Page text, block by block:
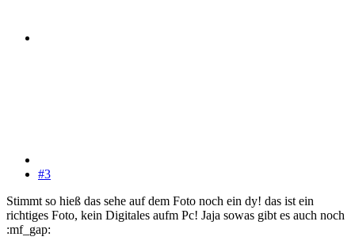
#3
Stimmt so hieß das sehe auf dem Foto noch ein dy! das ist ein
richtiges Foto, kein Digitales aufm Pc! Jaja sowas gibt es auch noch
:mf_gap: